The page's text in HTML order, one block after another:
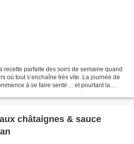
recette parfaite des soirs de semaine quand
où tout s’enchaîne très vite. La journée de
à se faire sentir… et pourtant la
châtaignes & sauce